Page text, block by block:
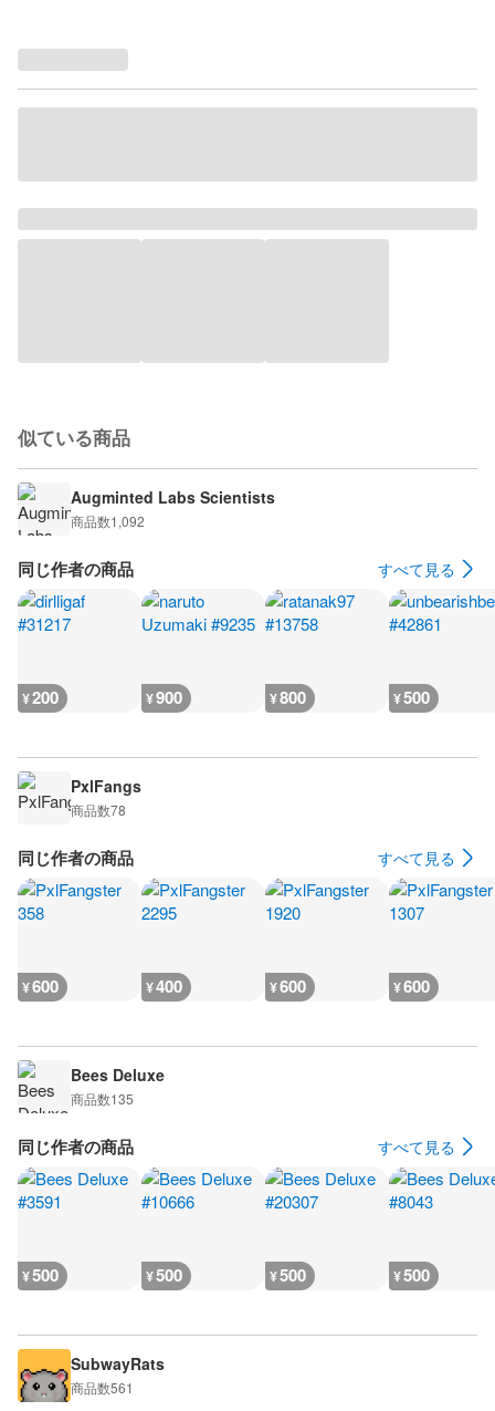
似ている商品
Augminted Labs Scientists
商品数1,092
同じ作者の商品 すべて見る
¥200 ¥900 ¥800 ¥500
PxlFangs
商品数78
同じ作者の商品 すべて見る
¥600 ¥400 ¥600 ¥600
Bees Deluxe
商品数135
同じ作者の商品 すべて見る
¥500 ¥500 ¥500 ¥500
SubwayRats
商品数561